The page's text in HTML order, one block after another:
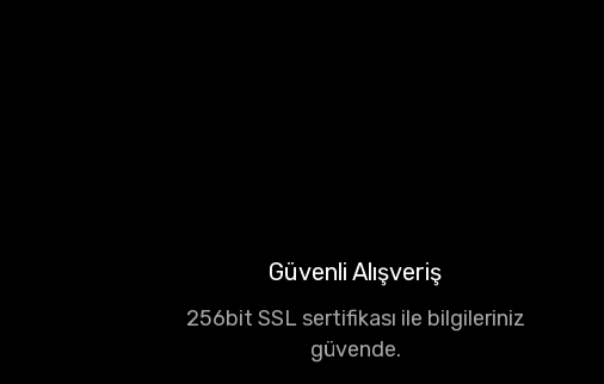
Güvenli Alışveriş
256bit SSL sertifikası ile bilgileriniz
güvende.